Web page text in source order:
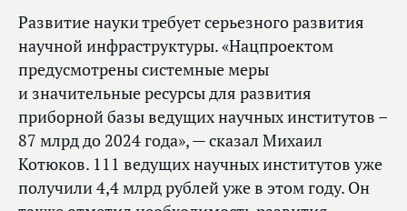
Развитие науки требует серьезного развития
научной инфраструктуры. «Нацпроектом
предусмотрены системные меры
и значительные ресурсы для развития
приборной базы ведущих научных институтов –
87 млрд до 2024 года», — сказал Михаил
Котюков. 111 ведущих научных институтов уже
получили 4,4 млрд рублей уже в этом году. Он